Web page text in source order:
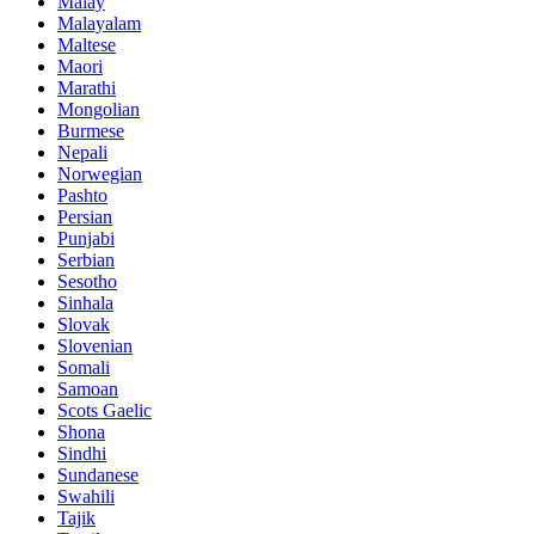
Malayalam
Maltese
Maori
Marathi
Mongolian
Burmese
Nepali
Norwegian
Pashto
Persian
Punjabi
Serbian
Sesotho
Sinhala
Slovak
Slovenian
Somali
Samoan
Scots Gaelic
Shona
Sindhi
Sundanese
Swahili
Tajik